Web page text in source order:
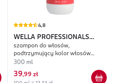
4,8
WELLA PROFESSIONALS
Invigo Color Brilliance
szampon do włosów,
podtrzymujący kolor włosów
farbowanych
300 ml
39,99 zł